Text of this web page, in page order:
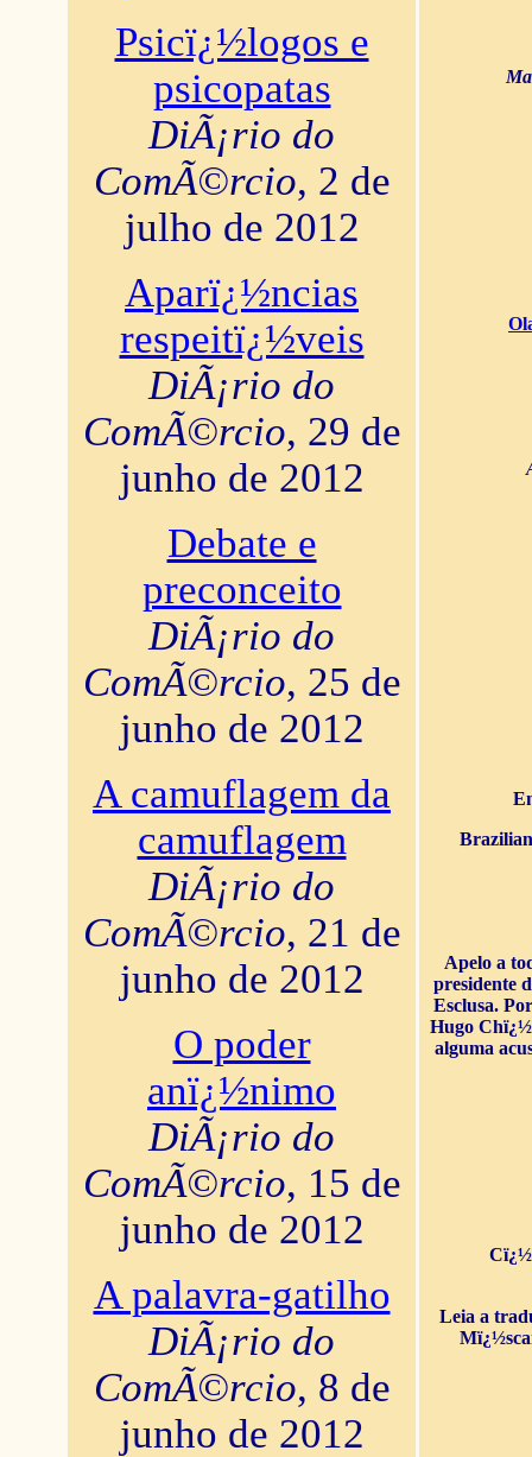
Psicï¿½logos e
psicopatas
DiÃ¡rio do
ComÃ©rcio, 2 de
julho de 2012
Aparï¿½ncias
respeitï¿½veis
DiÃ¡rio do
ComÃ©rcio, 29 de
junho de 2012
Debate e
preconceito
DiÃ¡rio do
ComÃ©rcio, 25 de
junho de 2012
A camuflagem da
camuflagem
DiÃ¡rio do
ComÃ©rcio, 21 de
junho de 2012
O poder
anï¿½nimo
DiÃ¡rio do
ComÃ©rcio, 15 de
junho de 2012
A palavra-gatilho
DiÃ¡rio do
ComÃ©rcio, 8 de
junho de 2012
Apelo a
presidente
Esclusa.
Hugo
alguma
Leia a